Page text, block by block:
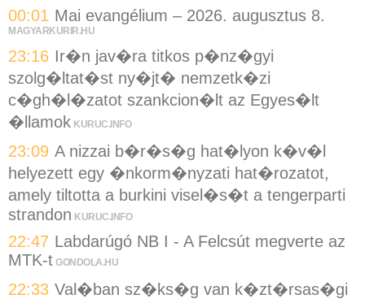
00:01 Mai evangélium – 2026. augusztus 8.
MAGYARKURIR.HU
23:16 Ir�n jav�ra titkos p�nz�gyi
szolg�ltat�st ny�jt� nemzetk�zi
c�gh�l�zatot szankcion�lt az Egyes�lt
�llamok KURUC.INFO
23:09 A nizzai b�r�s�g hat�lyon k�v�l
helyezett egy �nkorm�nyzati hat�rozatot,
amely tiltotta a burkini visel�s�t a tengerparti
strandon KURUC.INFO
22:47 Labdarúgó NB I - A Felcsút megverte az
MTK-t GONDOLA.HU
22:33 Val�ban sz�ks�g van k�zt�rsas�gi